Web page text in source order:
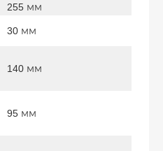
255 мм
30 мм
140 мм
95 мм